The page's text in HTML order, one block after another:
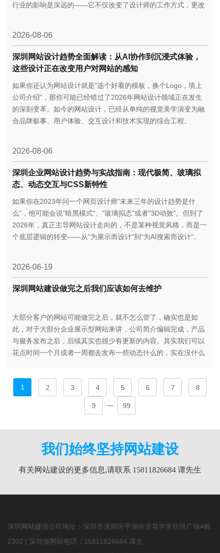
行业的影响是深远的——它不仅改变了设计师的工作方式，更改
2026-08-06
深圳网站设计趋势全面解读：从AI协作到沉浸式体验，
这些设计正在改变用户对网站的感知
如果你还认为网站设计就是"选个好看的模板，换个Logo，填上
公司介绍"，那你可能已经错过了2026年网站设计领域正在发生
的深刻变革。如今的网站设计，已经从单纯的视觉美学演变为融
合品牌叙事、用户体验、交互设计和技术实现的综合工程。
2026-08-06
深圳企业网站设计趋势与实战指南：现代极简、玻璃拟
态、动态交互与CSS新特性
如果你在2023年问一个网页设计师"未来三年的设计趋势是什
么"，他可能会说"暗黑模式"、"玻璃拟态"或者"3D动效"。但到了
2026年，真正主导网站设计走向的，不是某种视觉风格，而是一
个底层逻辑的转变——从"为展示而设计"到"为AI搜索而设计"。
2026-06-19
深圳网站建设做完之后我们应该如何去维护
大部分客户的网站可能做完之后，就不怎么管了，确实也是如
此，对于大部分企业展示型网站来讲，公司简介编辑完成，产品
与服务发布之后，后续其实也很少有更新的内容。其实我们可以
花点时间一个月或者一周都去发布一些动态什么的，实在没什么
次都可以，这样的话，你可能就已经超越了80%的企业网站。
1 2 3 4 5 6 7 8
9 ... 99
我们始终坚持网站建设
有关网站建设的更多信息,请联系 15811826684 谭先生
深圳网站建设公司地址：深圳市龙岗区平湖街道花半里欣悦广场A栋
2302 | 深圳做网站电话： 15811826684 谭生